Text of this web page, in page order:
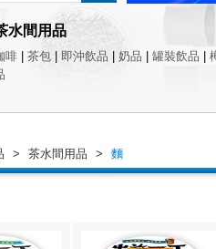
水間用品
啡 茶包 即沖飲品 奶品 罐裝飲品
> 茶水間用品 > 麵